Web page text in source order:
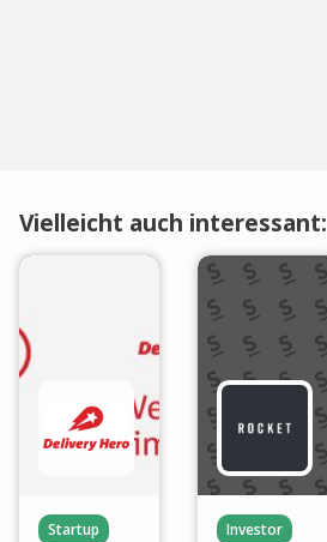
Vielleicht auch interessant:
Startup
Investor